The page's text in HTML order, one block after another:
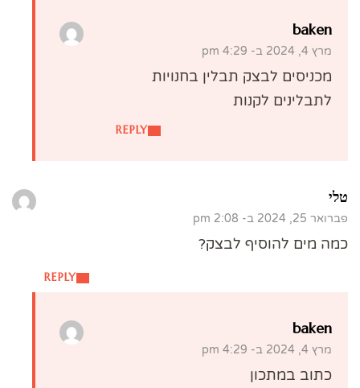
baken
מרץ 4, 2024 ב- 4:29 pm
REPLY
מכניסים לבצק תבלין בחנויות
לתבלינים לקנות
טלי
פברואר 25, 2024 ב- 2:08 pm
REPLY
כמה מים להוסיף לבצק?
baken
מרץ 4, 2024 ב- 4:29 pm
כתוב במתכון